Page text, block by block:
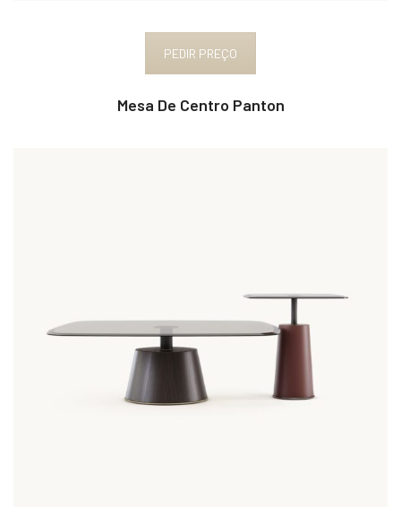
PEDIR PREÇO
Mesa De Centro Panton